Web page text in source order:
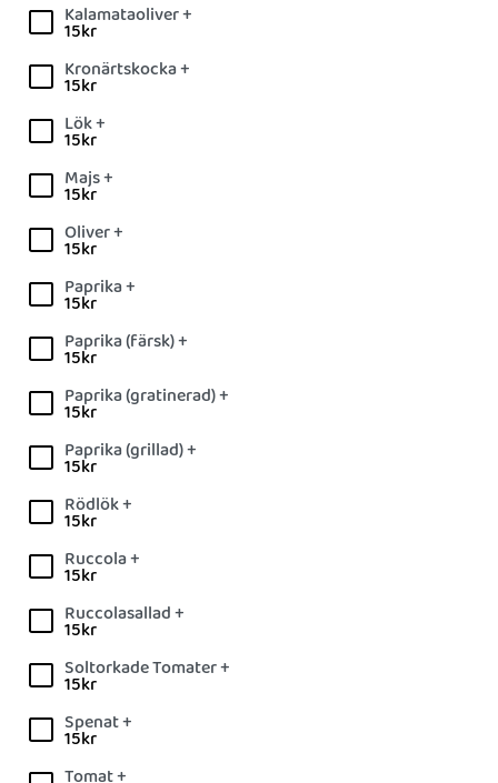
Kalamataoliver +
15kr
Kronärtskocka +
15kr
Lök +
15kr
Majs +
15kr
Oliver +
15kr
Paprika +
15kr
Paprika (färsk) +
15kr
Paprika (gratinerad) +
15kr
Paprika (grillad) +
15kr
Rödlök +
15kr
Ruccola +
15kr
Ruccolasallad +
15kr
Soltorkade Tomater +
15kr
Spenat +
15kr
Tomat +